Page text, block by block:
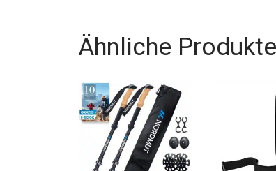
Ähnliche Produkte